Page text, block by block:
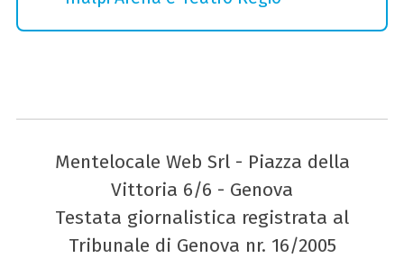
Mentelocale Web Srl - Piazza della
Vittoria 6/6 - Genova
Testata giornalistica registrata al
Tribunale di Genova nr. 16/2005